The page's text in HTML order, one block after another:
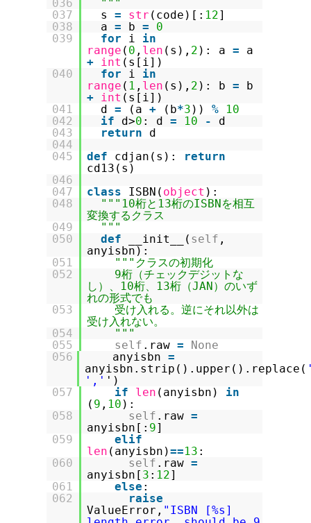
036
"""
037
s = str (code)[: 12]
038
a = b =
0
039
for i in
range ( 0 , len (s), 2 ): a =
a
+ int (s[i])
040
for i in
range ( 1 , len (s), 2 ): b =
b
+ int (s[i])
041
d = (a + (b*3 )) %
10
042
if d>0 : d = 10 -
d
043
return
d
044
045
def cdjan(s):
return
cd13(s)
046
047
class ISBN( object ):
048
"""10桁と13桁のISBNを相互
変換するクラス
049
"""
050
def __init__( self ,
anyisbn):
051
"""クラスの初期化
052
9桁（チェックデジットな
し）、10桁、13桁（JAN）のいず
れの形式でも
053
受け入れる。逆にそれ以外は
受け入れない。
054
"""
055
self .raw =
None
056
anyisbn =
anyisbn.strip().upper().replace(
',' ')
057
if len (anyisbn) in
( 9 , 10 ):
058
self .raw =
anyisbn[: 9]
059
elif
len (anyisbn)==13 :
060
self .raw =
anyisbn[ 3 : 12]
061
else :
062
raise
ValueError, "ISBN [%s]